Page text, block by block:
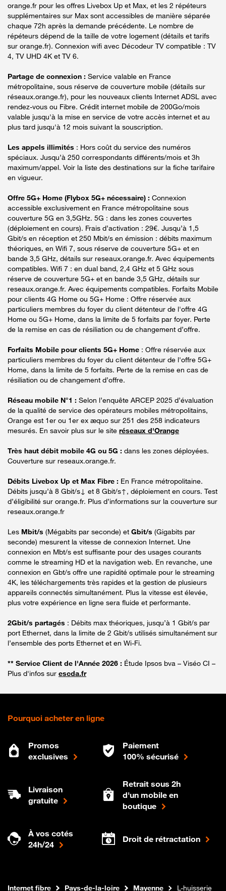
orange.fr pour les offres Livebox Up et Max, et les 2 répéteurs
supplémentaires sur Max sont accessibles de manière séparée
chaque 72h après la demande précédente. Le nombre de
répéteurs dépend de la taille de votre logement (détails et tarifs
sur orange.fr). Connexion wifi avec Décodeur TV compatible : TV
4, TV UHD 4K et TV 6.
Partage de connexion : Service valable en France
métropolitaine, sous réserve de couverture mobile (détails sur
réseaux.orange.fr), pour les nouveaux clients Internet ADSL avec
rendez-vous ou Fibre. Crédit internet mobile de 200Go/mois
valable jusqu'à la mise en service de votre accès internet et au
plus tard jusqu'à 12 mois suivant la souscription.
Les appels illimités : Hors coût du service des numéros
spéciaux. Jusqu’à 250 correspondants différents/mois et 3h
maximum/appel. Voir la liste des destinations sur la fiche tarifaire
en vigueur.
Offre 5G+ Home (Flybox 5G+ nécessaire) : Connexion
accessible exclusivement en France métropolitaine sous
couverture 5G en 3,5GHz. 5G : dans les zones couvertes
(déploiement en cours). Frais d’activation : 29€. Jusqu’à 1,5
Gbit/s en réception et 250 Mbit/s en émission : débits maximum
théoriques, en Wifi 7, sous réserve de couverture 5G+ et en
bande 3,5 GHz, détails sur reseaux.orange.fr. Avec équipements
compatibles. Wifi 7 : en dual band, 2,4 GHz et 5 GHz sous
réserve de couverture 5G+ et en bande 3,5 GHz, détails sur
reseaux.orange.fr. Avec équipements compatibles. Forfaits Mobile
pour clients 4G Home ou 5G+ Home : Offre réservée aux
particuliers membres du foyer du client détenteur de l'offre 4G
Home ou 5G+ Home, dans la limite de 5 forfaits par foyer. Perte
de la remise en cas de résiliation ou de changement d’offre.
Forfaits Mobile pour clients 5G+ Home : Offre réservée aux
particuliers membres du foyer du client détenteur de l'offre 5G+
Home, dans la limite de 5 forfaits. Perte de la remise en cas de
résiliation ou de changement d’offre.
Réseau mobile N°1 : Selon l’enquête ARCEP 2025 d’évaluation
de la qualité de service des opérateurs mobiles métropolitains,
Orange est 1er ou 1er ex æquo sur 251 des 258 indicateurs
mesurés. En savoir plus sur le site réseaux d'Orange
Très haut débit mobile 4G ou 5G : dans les zones déployées.
Couverture sur reseaux.orange.fr.
Débits Livebox Up et Max Fibre : En France métropolitaine.
Débits jusqu’à 8 Gbit/s↓ et 8 Gbit/s↑, déploiement en cours. Test
d’éligibilité sur orange.fr. Plus d’informations sur la couverture sur
reseaux.orange.fr
Les Mbit/s (Mégabits par seconde) et Gbit/s (Gigabits par
seconde) mesurent la vitesse de connexion Internet. Une
connexion en Mbt/s est suffisante pour des usages courants
comme le streaming HD et la navigation web. En revanche, une
connexion en Gbt/s offre une rapidité optimale pour le streaming
4K, les téléchargements très rapides et la gestion de plusieurs
appareils connectés simultanément. Plus la vitesse est élevée,
plus votre expérience en ligne sera fluide et performante.
2Gbit/s partagés : Débits max théoriques, jusqu’à 1 Gbit/s par
port Ethernet, dans la limite de 2 Gbit/s utilisés simultanément sur
l’ensemble des ports Ethernet et en Wi-Fi.
** Service Client de l'Année 2026 : Étude Ipsos bva – Viséo CI –
Plus d'infos sur escda.fr
Pourquoi acheter en ligne
Promos
exclusives
Paiement
100% sécurisé
Livraison
gratuite
Retrait sous 2h
d'un mobile en
boutique
À vos cotés
24h/24
Droit de rétractation
Boutique Orange
Internet fibre Pays-de-la-loire Mayenne L-huisserie